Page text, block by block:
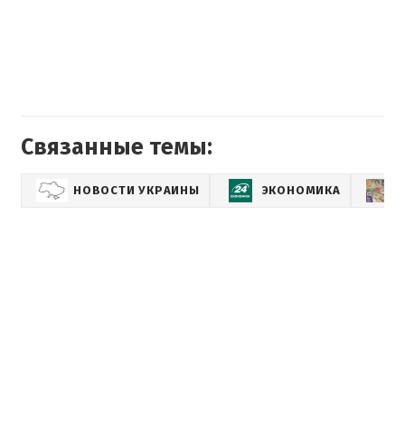
Связанные темы:
НОВОСТИ УКРАИНЫ ЭКОНОМИКА